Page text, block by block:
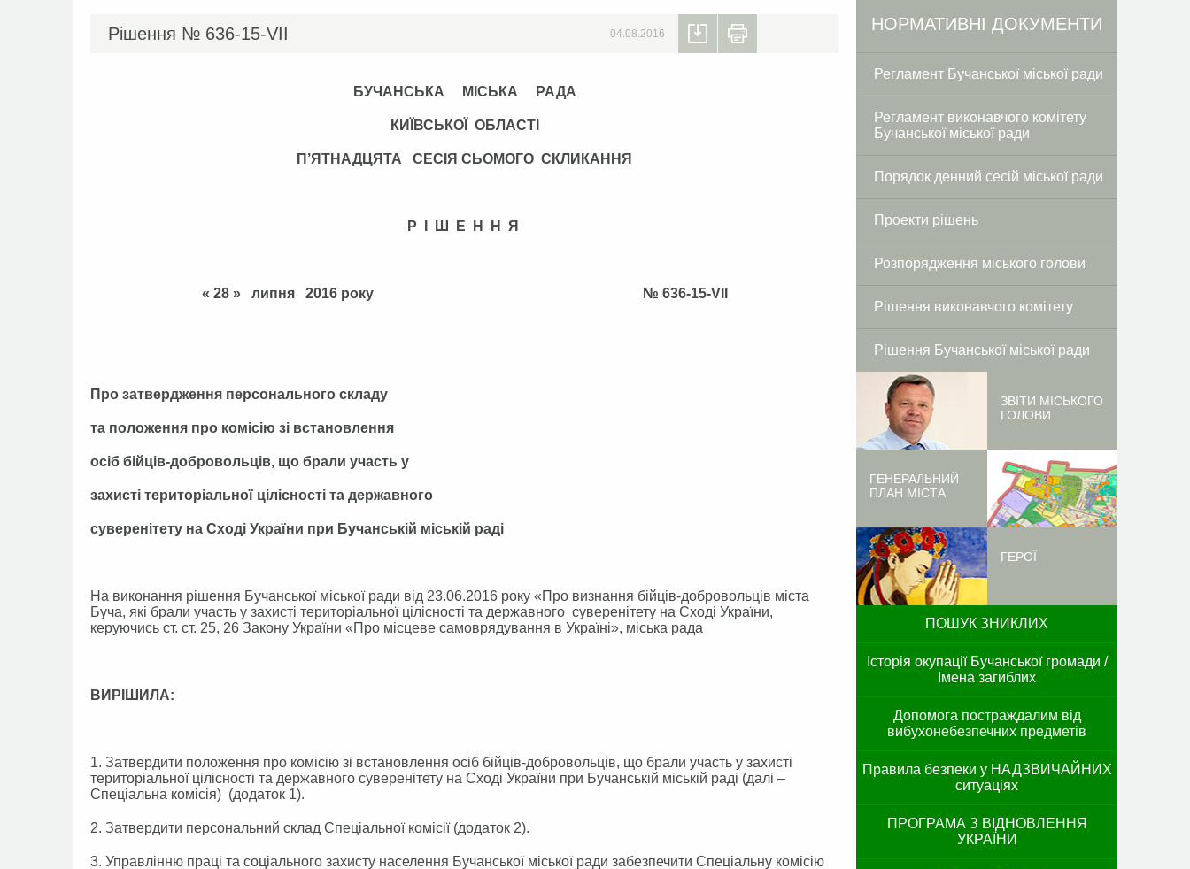
Рішення № 636-15-VII 04.08.2016 Facebook
Twitter
БУЧАНСЬКА МІСЬКА РАДА
КИЇВСЬКОЇ ОБЛАСТІ
П’ЯТНАДЦЯТА СЕСІЯ СЬОМОГО СКЛИКАННЯ
Р І Ш Е Н Н Я
« 28 » липня 2016 року № 636-15-VII
Про затвердження персонального складу
та положення про комісію зі встановлення
осіб бійців-добровольців, що брали участь у
захисті територіальної цілісності та державного
суверенітету на Сході України при Бучанській міській раді
На виконання рішення Бучанської міської ради від 23.06.2016 року «Про визнання бійців-добровольців міста
Буча, які брали участь у захисті територіальної цілісності та державного суверенітету на Сході України,
керуючись ст. ст. 25, 26 Закону України «Про місцеве самоврядування в Україні», міська рада
ВИРІШИЛА:
1. Затвердити положення про комісію зі встановлення осіб бійців-добровольців, що брали участь у захисті
територіальної цілісності та державного суверенітету на Сході України при Бучанській міській раді (далі –
Спеціальна комісія) (додаток 1).
2. Затвердити персональний склад Спеціальної комісії (додаток 2).
3. Управлінню праці та соціального захисту населення Бучанської міської ради забезпечити Спеціальну комісію
НОРМАТИВНІ ДОКУМЕНТИ
Регламент Бучанської міської ради
Регламент виконавчого комітету
Бучанської міської ради
Порядок денний сесій міської ради
Проекти рішень
Розпорядження міського голови
Рішення виконавчого комітету
Рішення Бучанської міської ради
ЗВІТИ МІСЬКОГО
ГОЛОВИ
ГЕНЕРАЛЬНИЙ
ПЛАН МІСТА
ГЕРОЇ
ПОШУК ЗНИКЛИХ
Історія окупації Бучанської громади /
Імена загиблих
Допомога постраждалим від
вибухонебезпечних предметів
Правила безпеки у НАДЗВИЧАЙНИХ
ситуаціях
ПРОГРАМА З ВІДНОВЛЕННЯ
УКРАЇНИ